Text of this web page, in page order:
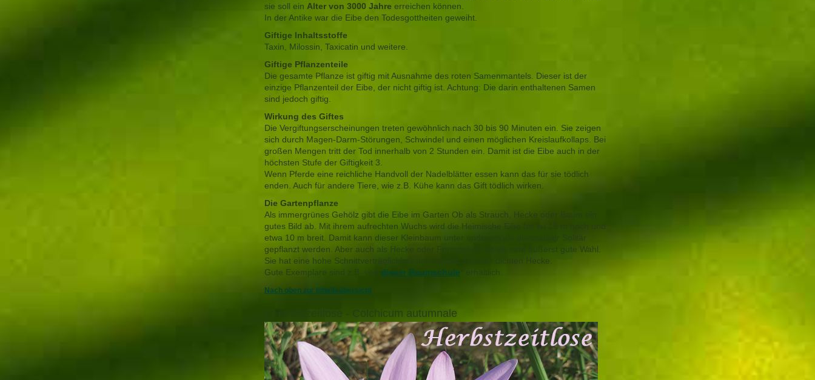
sie soll ein Alter von 3000 Jahre erreichen können.
In der Antike war die Eibe den Todesgottheiten geweiht.
Giftige Inhaltsstoffe
Taxin, Milossin, Taxicatin und weitere.
Giftige Pflanzenteile
Die gesamte Pflanze ist giftig mit Ausnahme des roten Samenmantels. Dieser ist der
einzige Pflanzenteil der Eibe, der nicht giftig ist. Achtung: Die darin enthaltenen Samen
sind jedoch giftig.
Wirkung des Giftes
Die Vergiftungserscheinungen treten gewöhnlich nach 30 bis 90 Minuten ein. Sie zeigen
sich durch Magen-Darm-Störungen, Schwindel und einen möglichen Kreislaufkollaps. Bei
großen Mengen tritt der Tod innerhalb von 2 Stunden ein. Damit ist die Eibe auch in der
höchsten Stufe der Giftigkeit 3.
Wenn Pferde eine reichliche Handvoll der Nadelblätter essen kann das für sie tödlich
enden. Auch für andere Tiere, wie z.B. Kühe kann das Gift tödlich wirken.
Die Gartenpflanze
Als immergrünes Gehölz gibt die Eibe im Garten Ob als Strauch, Hecke oder Baum ein
gutes Bild ab. Mit ihrem aufrechten Wuchs wird die Heimische Eibe bis zu 15 m hoch und
etwa 10 m breit. Damit kann dieser Kleinbaum unter anderem als dekorativer Solitär
gepflanzt werden. Aber auch als Hecke oder Formgehölz ist sie eine äußerst gute Wahl.
Sie hat eine hohe Schnittverträglichkeit und wächst zu einer dichten Hecke.
Gute Exemplare sind z.B. von dieser Baumschule * erhältlich.
Nach oben zur Inhaltsübersicht
3 Herbstzeitlose - Colchicum autumnale